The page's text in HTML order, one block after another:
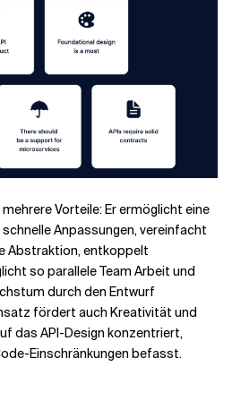
Vorteile: Er ermöglicht eine
Anpassungen, vereinfacht
Abstraktion, entkoppelt
so parallele Team Arbeit und
durch den Entwurf
fördert auch Kreativität und
das API-Design konzentriert,
Einschränkungen befasst.